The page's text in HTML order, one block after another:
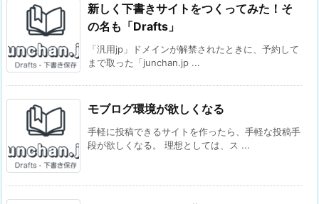
新しく下書きサイトをつくってみた！そ
の名も「Drafts」
「汎用jp」ドメインが解禁されたときに、予約して
まで取った「junchan.jp ...
モブログ環境が欲しくなる
手軽に投稿できるサイトを作ったら、手軽な投稿手
段が欲しくなる。 理想としては、ス ...